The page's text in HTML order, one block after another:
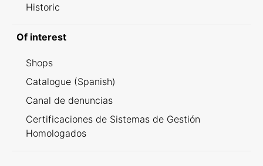
Historic
Of interest
Shops
Catalogue (Spanish)
Canal de denuncias
Certificaciones de Sistemas de Gestión
Homologados